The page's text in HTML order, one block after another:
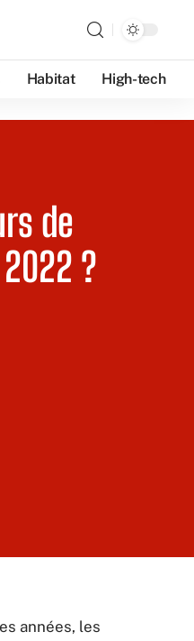
Habitat High-tech
de
?
années, les